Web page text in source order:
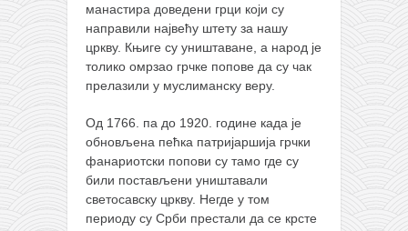
манастира доведени грци који су
направили највећу штету за нашу
цркву. Књиге су уништаване, а народ је
толико омрзао грчке попове да су чак
прелазили у муслиманску веру.
Од 1766. па до 1920. године када је
обновљена пећка патријаршија грчки
фанариотски попови су тамо где су
били постављени уништавали
светосавску цркву. Негде у том
периоду су Срби престали да се крсте